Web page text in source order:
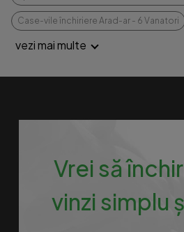
Case-vile închiriere Arad-ar - 6 Vanatori
vezi mai multe
Vrei să
vinzi simplu